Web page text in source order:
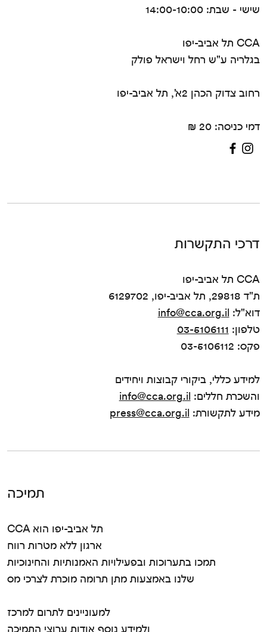
שישי - שבת: 14:00-10:00
CCA תל אביב-יפו
בגלריה ע"ש רחל וישראל פולק
רחוב צדוק הכהן 2א', תל אביב-יפו
דמי כניסה: 20 ₪
דרכי התקשרות
CCA תל אביב-יפו
ת"ד 29818, תל אביב-יפו, 6129702
דוא"ל: info@cca.org.il
טלפון: 03-5106111
פקס: 03-5106112
למידע כללי, ביקורי קבוצות ויחידים
והשכרת חללים: info@cca.org.il
מידע לתקשורת: press@cca.org.il
תמיכה
CCA תל אביב-יפו הוא
ארגון ללא מטרות רווח
תמכו בתערוכות ובפעילויות האמנותיות והחינוכיות
שלנו באמצעות מתן תרומה מוכרת לצרכי מס
למעוניינים לתרום למרכז
ולמידע נוסף אודות ערוצי התמיכה